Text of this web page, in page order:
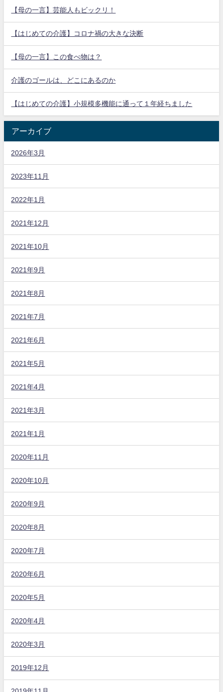
【母の一言】芸能人もビックリ！
【はじめての介護】コロナ禍の大きな決断
【母の一言】この食べ物は？
介護のゴールは、どこにあるのか
【はじめての介護】小規模多機能に通って１年経ちました
アーカイブ
2026年3月
2023年11月
2022年1月
2021年12月
2021年10月
2021年9月
2021年8月
2021年7月
2021年6月
2021年5月
2021年4月
2021年3月
2021年1月
2020年11月
2020年10月
2020年9月
2020年8月
2020年7月
2020年6月
2020年5月
2020年4月
2020年3月
2019年12月